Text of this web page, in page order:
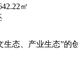
㎡
态、产业生态”的